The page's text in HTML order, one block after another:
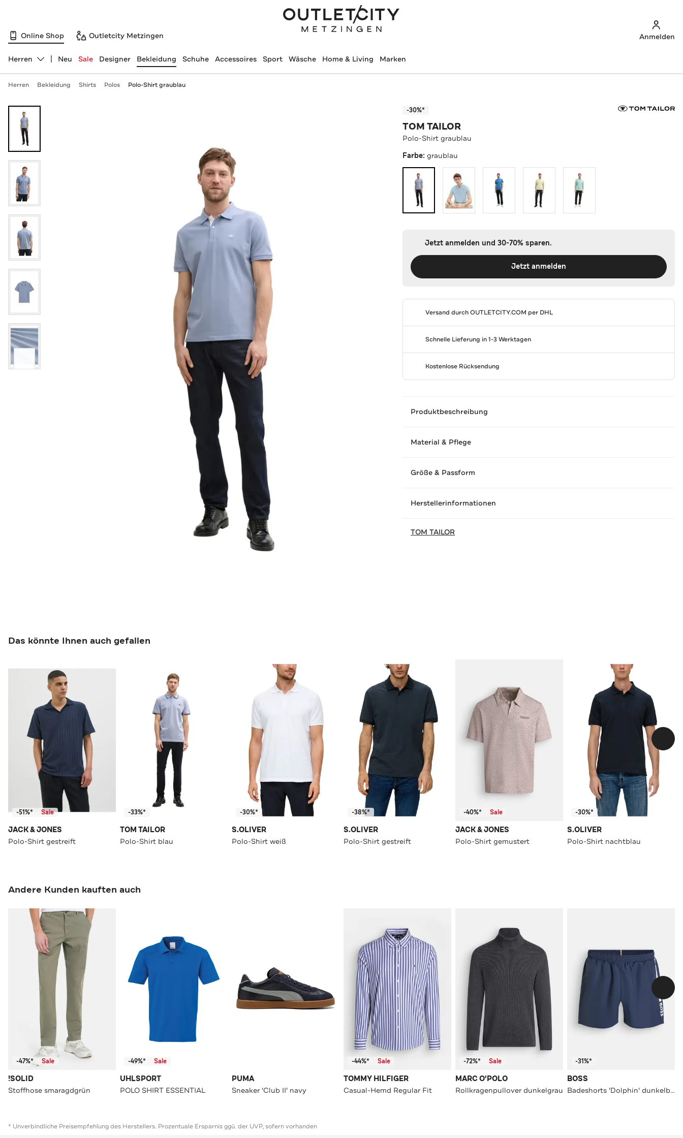
Online Shop Outletcity Metzingen Anmelden
Abteilung ändern, ausgewählt:
Herren Neu Sale Designer Bekleidung Schuhe Accessoires Sport Wäsche Home & Living Marken
Herren Bekleidung Shirts Polos Polo-Shirt graublau
-30%*
TOM TAILOR
Polo-Shirt graublau
Farbe:graublau
Jetzt anmelden und 30-70% sparen.
Jetzt anmelden
Versand durchOUTLETCITY.COM per DHL
Schnelle Lieferung in 1-3 Werktagen
Kostenlose Rücksendung
Produktbeschreibung
Material & Pflege
Größe & Passform
Herstellerinformationen
TOM TAILOR
Das könnte Ihnen auch gefallen
-51%* Sale
JACK & JONES
Polo-Shirt gestreift
-33%*
TOM TAILOR
Polo-Shirt blau
-30%*
S.OLIVER
Polo-Shirt weiß
-38%*
S.OLIVER
Polo-Shirt gestreift
-40%* Sale
JACK & JONES
Polo-Shirt gemustert
-30%*
S.OLIVER
Polo-Shirt nachtblau
Andere Kunden kauften auch
-47%* Sale
!SOLID
Stoffhose smaragdgrün
-49%* Sale
UHLSPORT
POLO SHIRT ESSENTIAL
PUMA
Sneaker 'Club II' navy
-44%* Sale
TOMMY HILFIGER
Casual-Hemd Regular Fit
-72%* Sale
MARC O'POLO
Rollkragenpullover dunkelgrau
-31%*
BOSS
Badeshorts 'Dolphin' dunkelblau
* Unverbindliche Preisempfehlung des Herstellers. Prozentuale Ersparnis ggü. der UVP, sofern vorhanden